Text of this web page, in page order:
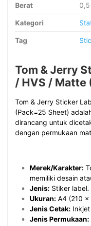
Berat
Kategori
Tag
Tom & Jerry
/ HVS / Matte
Tom & Jerry Sticker
(Pack=25 Sheet)
dirancang untuk
dengan permukaan
Merek/Karakter:
memiliki desain
Jenis: Stiker label.
Ukuran: A4 (210 x
Jenis Cetak:
Jenis Permukaan: